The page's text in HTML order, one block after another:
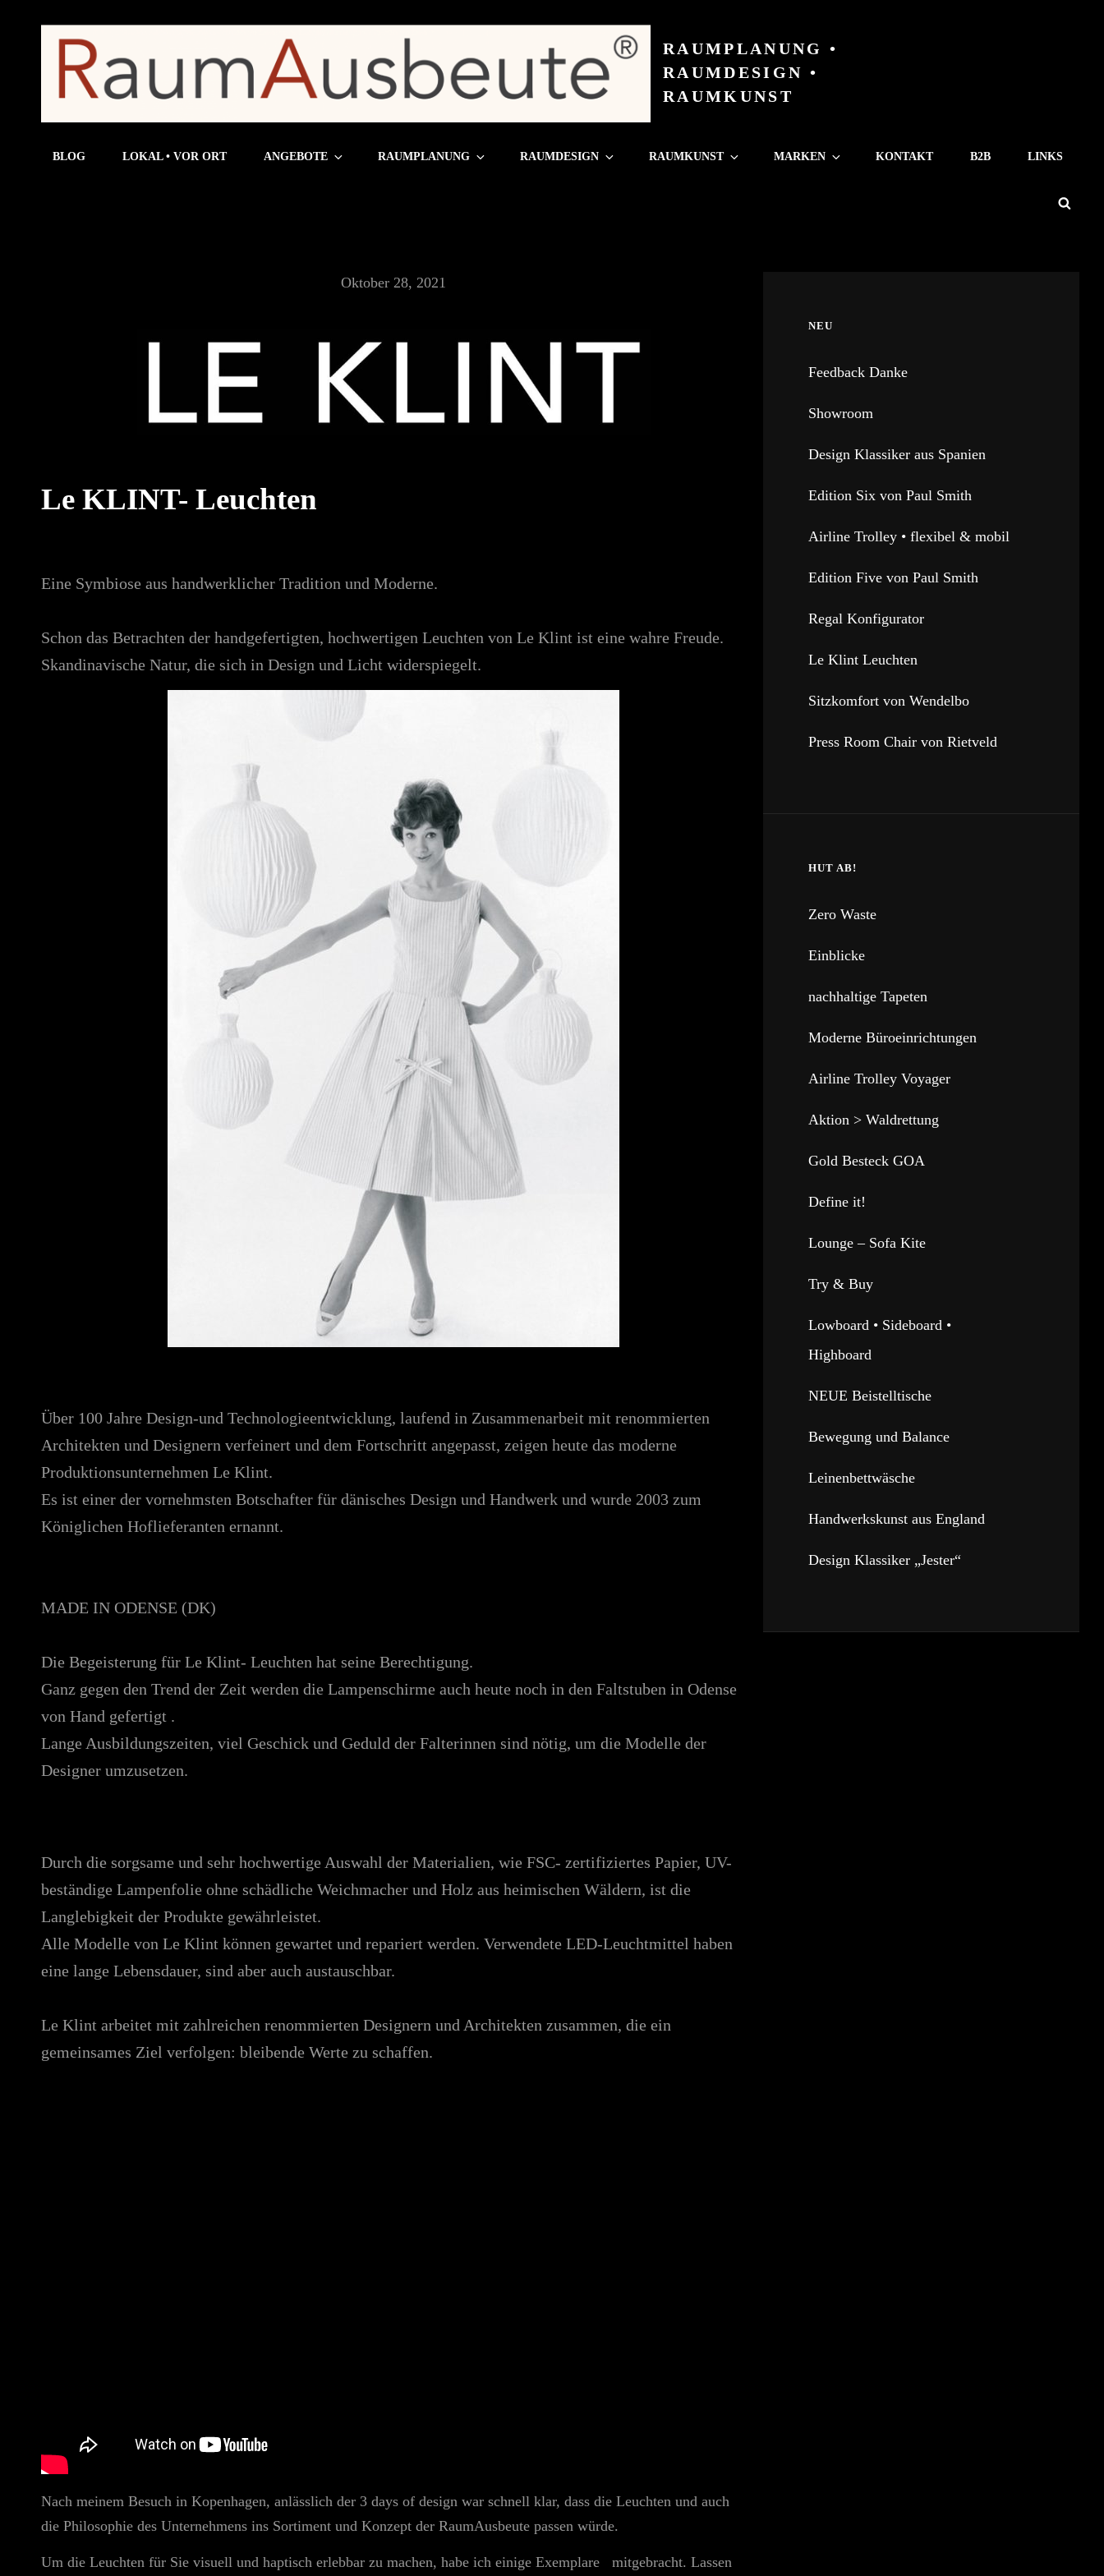
RAUMPLANUNG •
RAUMDESIGN •
RAUMKUNST
BLOG LOKAL • VOR ORT ANGEBOTE RAUMPLANUNG RAUMDESIGN RAUMKUNST MARKEN KONTAKT B2B LINKS
Oktober 28, 2021
Le KLINT- Leuchten
Eine Symbiose aus handwerklicher Tradition und Moderne.
Schon das Betrachten der handgefertigten, hochwertigen Leuchten von Le Klint ist eine wahre Freude.
Skandinavische Natur, die sich in Design und Licht widerspiegelt.
Über 100 Jahre Design-und Technologieentwicklung, laufend in Zusammenarbeit mit renommierten
Architekten und Designern verfeinert und dem Fortschritt angepasst, zeigen heute das moderne
Produktionsunternehmen Le Klint.
Es ist einer der vornehmsten Botschafter für dänisches Design und Handwerk und wurde 2003 zum
Königlichen Hoflieferanten ernannt.
MADE IN ODENSE (DK)
Die Begeisterung für Le Klint- Leuchten hat seine Berechtigung.
Ganz gegen den Trend der Zeit werden die Lampenschirme auch heute noch in den Faltstuben in Odense
von Hand gefertigt .
Lange Ausbildungszeiten, viel Geschick und Geduld der Falterinnen sind nötig, um die Modelle der
Designer umzusetzen.
Durch die sorgsame und sehr hochwertige Auswahl der Materialien, wie FSC- zertifiziertes Papier, UV-
beständige Lampenfolie ohne schädliche Weichmacher und Holz aus heimischen Wäldern, ist die
Langlebigkeit der Produkte gewährleistet.
Alle Modelle von Le Klint können gewartet und repariert werden. Verwendete LED-Leuchtmittel haben
eine lange Lebensdauer, sind aber auch austauschbar.
Le Klint arbeitet mit zahlreichen renommierten Designern und Architekten zusammen, die ein
gemeinsames Ziel verfolgen: bleibende Werte zu schaffen.
Nach meinem Besuch in Kopenhagen, anlässlich der 3 days of design war schnell klar, dass die Leuchten und auch
die Philosophie des Unternehmens ins Sortiment und Konzept der RaumAusbeute passen würde.
Um die Leuchten für Sie visuell und haptisch erlebbar zu machen, habe ich einige Exemplare mitgebracht. Lassen
NEU
Feedback Danke
Showroom
Design Klassiker aus Spanien
Edition Six von Paul Smith
Airline Trolley • flexibel & mobil
Edition Five von Paul Smith
Regal Konfigurator
Le Klint Leuchten
Sitzkomfort von Wendelbo
Press Room Chair von Rietveld
HUT AB!
Zero Waste
Einblicke
nachhaltige Tapeten
Moderne Büroeinrichtungen
Airline Trolley Voyager
Aktion > Waldrettung
Gold Besteck GOA
Define it!
Lounge – Sofa Kite
Try & Buy
Lowboard • Sideboard •
Highboard
NEUE Beistelltische
Bewegung und Balance
Leinenbettwäsche
Handwerkskunst aus England
Design Klassiker „Jester“